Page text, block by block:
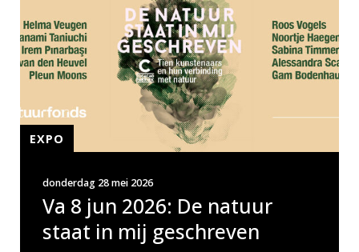
Va 8 jun 2026: De natuur
staat in mij geschreven
donderdag 28 mei 2026
EXPO